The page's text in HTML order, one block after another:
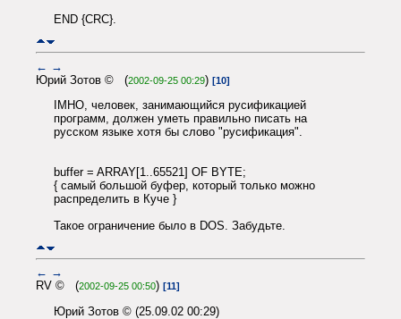
END {CRC}.
← →
Юрий Зотов © (2002-09-25 00:29) [10]
IMHO, человек, занимающийся русификацией
программ, должен уметь правильно писать на
русском языке хотя бы слово "русификация".
buffer = ARRAY[1..65521] OF BYTE;
{ самый большой буфер, который только можно
распределить в Куче }
Такое ограничение было в DOS. Забудьте.
← →
RV © (2002-09-25 00:50) [11]
Юрий Зотов © (25.09.02 00:29)